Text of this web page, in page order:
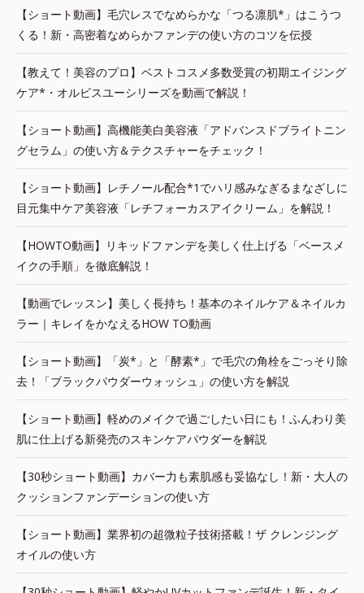
【ショート動画】毛穴レスでなめらかな「つる凛肌*」はこうつ
くる！新・高密着なめらかファンデの使い方のコツを伝授
【教えて！美容のプロ】ベストコスメ多数受賞の初期エイジング
ケア*・オルビスユーシリーズを動画で解説！
【ショート動画】高機能美白美容液「アドバンスドブライトニン
グセラム」の使い方＆テクスチャーをチェック！
【ショート動画】レチノール配合*1でハリ感みなぎるまなざしに
目元集中ケア美容液「レチフォーカスアイクリーム」を解説！
【HOWTO動画】リキッドファンデを美しく仕上げる「ベースメ
イクの手順」を徹底解説！
【動画でレッスン】美しく長持ち！基本のネイルケア＆ネイルカ
ラー｜キレイをかなえるHOW TO動画
【ショート動画】「炭*」と「酵素*」で毛穴の角栓をごっそり除
去！「ブラックパウダーウォッシュ」の使い方を解説
【ショート動画】軽めのメイクで過ごしたい日にも！ふんわり美
肌に仕上げる新発売のスキンケアパウダーを解説
【30秒ショート動画】カバー力も素肌感も妥協なし！新・大人の
クッションファンデーションの使い方
【ショート動画】業界初の超微粒子技術搭載！ザ クレンジング
オイルの使い方